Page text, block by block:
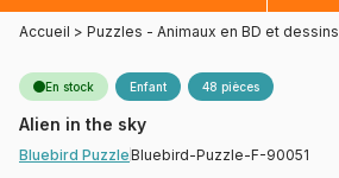
Accueil > Puzzles - Animaux en BD et dessins
En stock Enfant 48 pièces
Alien in the sky
Bluebird PuzzleBluebird-Puzzle-F-90051